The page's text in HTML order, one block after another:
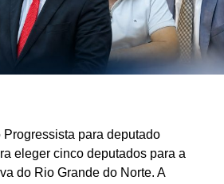
para deputado
eleger cinco deputados para a
do Rio Grande do Norte. A